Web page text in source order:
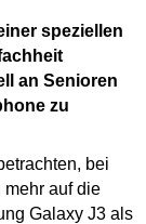
speziellen
an Senioren
zu
bei
auf die
Galaxy J3 als